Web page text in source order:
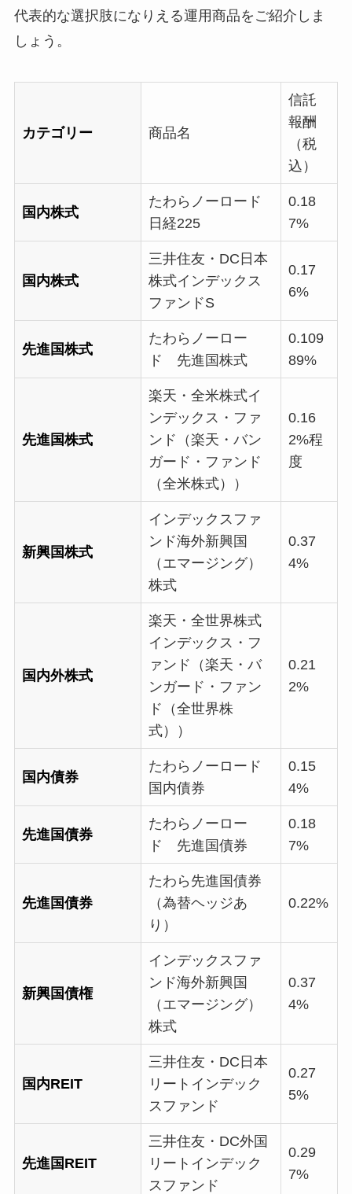
代表的な選択肢になりえる運用商品をご紹介しま
しょう。
カテゴリー 商品名
信託
報酬
（税
込）
国内株式
たわらノーロード
日経225
0.18
7%
国内株式
三井住友・DC日本
株式インデックス
ファンドS
0.17
6%
先進国株式
たわらノーロー
ド 先進国株式
0.109
89%
先進国株式
楽天・全米株式イ
ンデックス・ファ
ンド（楽天・バン
ガード・ファンド
（全米株式））
0.16
2%程
度
新興国株式
インデックスファ
ンド海外新興国
（エマージング）
株式
0.37
4%
国内外株式
楽天・全世界株式
インデックス・フ
ァンド（楽天・バ
ンガード・ファン
ド（全世界株
式））
0.21
2%
国内債券
たわらノーロード
国内債券
0.15
4%
先進国債券
たわらノーロー
ド 先進国債券
0.18
7%
先進国債券
たわら先進国債券
（為替ヘッジあ
り）
0.22%
新興国債権
インデックスファ
ンド海外新興国
（エマージング）
株式
0.37
4%
国内REIT
三井住友・DC日本
リートインデック
スファンド
0.27
5%
先進国REIT
三井住友・DC外国
リートインデック
スファンド
0.29
7%